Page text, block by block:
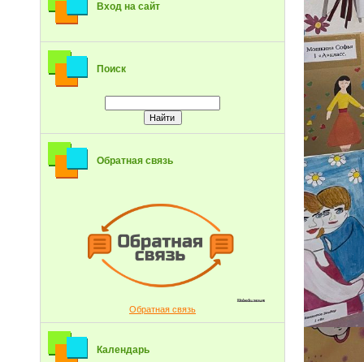
Вход на сайт
Поиск
Обратная связь
Обратная связь
Календарь